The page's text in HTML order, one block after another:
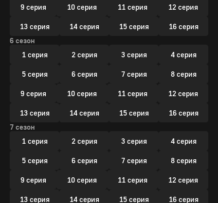
9 серия 10 серия 11 серия 12 серия
13 серия 14 серия 15 серия
16 серия
6 сезон
1 серия
2 серия 3 серия 4 серия
5 серия 6 серия 7 серия 8 серия
9 серия 10 серия 11 серия 12 серия
13 серия 14 серия 15 серия
16 серия
7 сезон
1 серия
2 серия 3 серия 4 серия
5 серия 6 серия 7 серия 8 серия
9 серия 10 серия 11 серия 12 серия
13 серия 14 серия 15 серия
16 серия